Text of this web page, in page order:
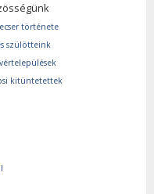
története
szülötteink
kitüntetettek